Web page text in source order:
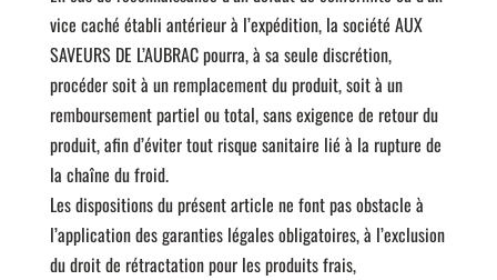
vice caché établi antérieur à l’expédition, la société AUX
SAVEURS DE L’AUBRAC pourra, à sa seule discrétion,
procéder soit à un remplacement du produit, soit à un
remboursement partiel ou total, sans exigence de retour du
produit, afin d’éviter tout risque sanitaire lié à la rupture de
la chaîne du froid.
Les dispositions du présent article ne font pas obstacle à
l’application des garanties légales obligatoires, à l’exclusion
du droit de rétractation pour les produits frais,